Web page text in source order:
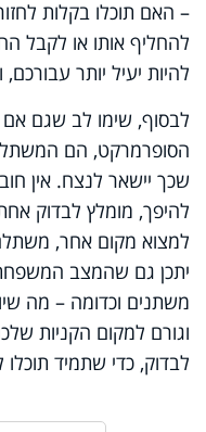
– האם תוכלו בקלות
להחליף אותו או לקבל
להיות יעיל יותר עבורכם,
לבסוף, שימו לב שגם
הסופרמרקט, הם
שכך יישאר לנצח. אין
להיפך, מומלץ לבדוק
למצוא מקום אחר,
יתכן גם שהמצב
משתנים וכדומה – מה
וגורם למקום הקניות
לבדוק, כדי שתמיד תוכלו